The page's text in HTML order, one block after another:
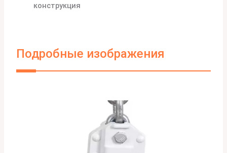
конструкция
Подробные изображения